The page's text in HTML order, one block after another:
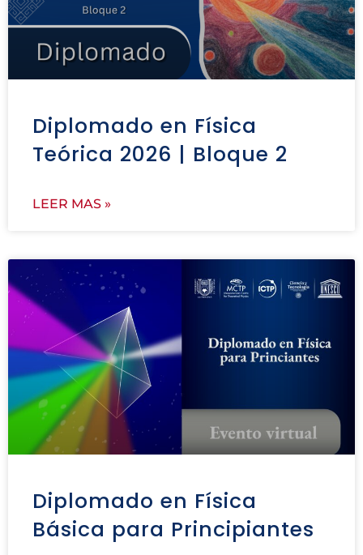
Diplomado en Física
Teórica 2026 | Bloque 2
LEER MAS »
Diplomado en Física
Básica para Principiantes